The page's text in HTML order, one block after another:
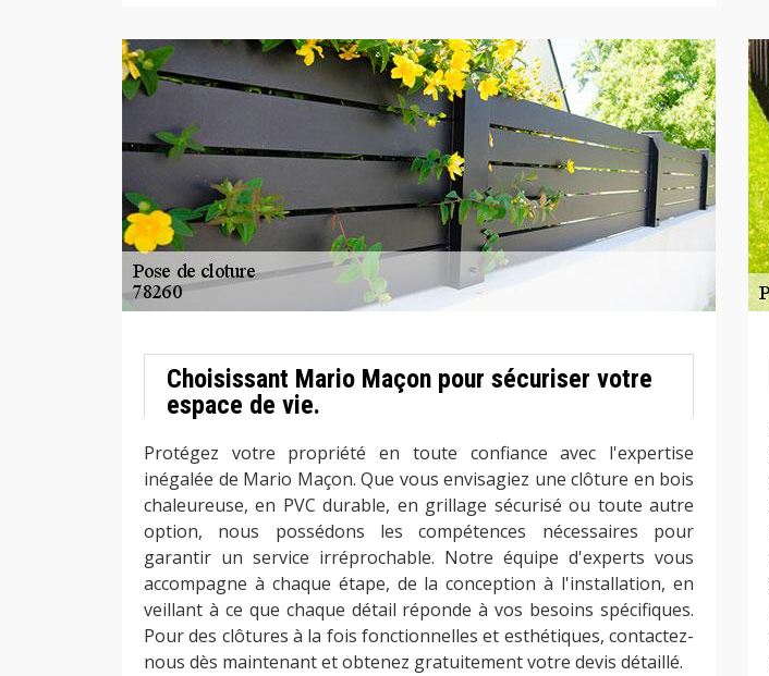
Choisissant Mario Maçon pour sécuriser votre
espace de vie.
Protégez votre propriété en toute confiance avec l'expertise
inégalée de Mario Maçon. Que vous envisagiez une clôture en bois
chaleureuse, en PVC durable, en grillage sécurisé ou toute autre
option, nous possédons les compétences nécessaires pour
garantir un service irréprochable. Notre équipe d'experts vous
accompagne à chaque étape, de la conception à l'installation, en
veillant à ce que chaque détail réponde à vos besoins spécifiques.
Pour des clôtures à la fois fonctionnelles et esthétiques, contactez-
nous dès maintenant et obtenez gratuitement votre devis détaillé.